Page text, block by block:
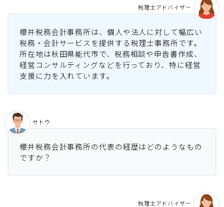
櫻井税務会計事務所は、個人や法人に対して幅広い
税務・会計サービスを提供する税理士事務所です。
所在地は秋田県能代市で、税務相談や申告書作成、
経営コンサルティングなどを行っており、特に経営
支援に力を入れています。
税理士アドバイザー
櫻井税務会計事務所の代表の経歴はどのようなもの
ですか？
サトウ
税理士アドバイザー